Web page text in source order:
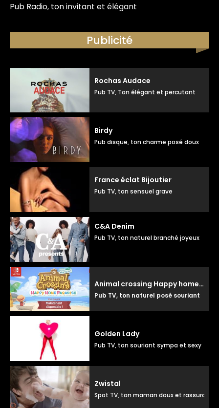
Pub Radio, ton invitant et élégant
Publicité
Rochas Audace
Pub TV, Ton élégant et percutant
Birdy
Pub disque, ton charme posé doux
France éclat Bijoutier
Pub TV, ton sensuel grave
C&A Denim
Pub TV, ton naturel branché joyeux
Animal crossing Happy home paradise
Pub TV, ton naturel posé souriant
Golden Lady
Pub TV, ton souriant sympa et sexy
Zwistal
Spot TV, ton maman doux et rassurant